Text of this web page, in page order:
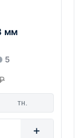
мм
5
тн.
+